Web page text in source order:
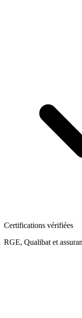
Certifications vérifiées
RGE, Qualibat et